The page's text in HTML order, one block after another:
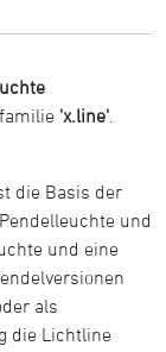
'x.line'
die Basis der
und
und eine
als
die Lichtline